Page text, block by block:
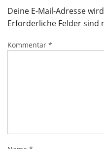
Deine E-Mail-Adresse
Erforderliche Felder sind
Kommentar *